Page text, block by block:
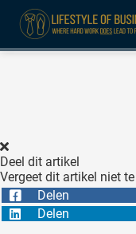
Deel dit artikel
Vergeet dit artikel niet
Delen
Delen